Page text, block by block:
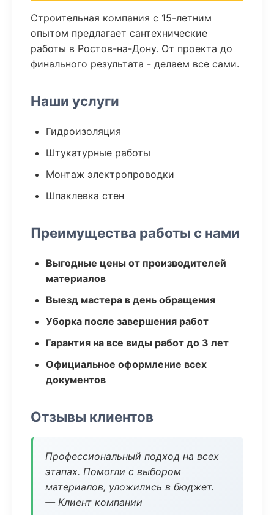
Строительная компания с 15-летним
опытом предлагает сантехнические
работы в Ростов-на-Дону. От проекта до
финального результата - делаем все сами.
Наши услуги
Гидроизоляция
Штукатурные работы
Монтаж электропроводки
Шпаклевка стен
Преимущества работы с нами
Выгодные цены от производителей
материалов
Выезд мастера в день обращения
Уборка после завершения работ
Гарантия на все виды работ до 3 лет
Официальное оформление всех
документов
Отзывы клиентов
Профессиональный подход на всех
этапах. Помогли с выбором
материалов, уложились в бюджет.
— Клиент компании